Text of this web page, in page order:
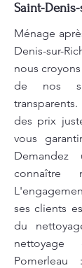
Saint-
Ménage
Denis-sur-
nous
de nos
des prix
vous
ses clients
du
nettoyage